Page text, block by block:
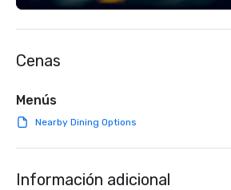
Cenas
Menús
Nearby Dining Options
Información adicional